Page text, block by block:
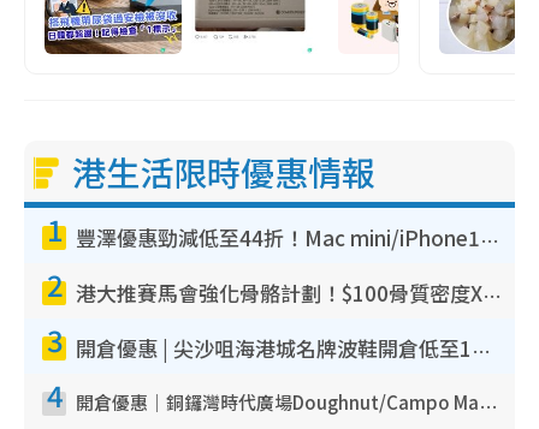
港生活限時優惠情報
1 豐澤優惠勁減低至44折！Mac mini/iPhone17Pro大減價！廚房家電$220起
2 港大推賽馬會強化骨骼計劃！$100骨質密度X光檢查 完成免費運動訓練送超市禮券！附參加資格
3 開倉優惠 | 尖沙咀海港城名牌波鞋開倉低至1折！On鞋$899起／Joy&Peace鞋履$98起
4 開倉優惠｜銅鑼灣時代廣場Doughnut/Campo Marzio開倉低至1折！背囊、書包、手袋劈價$200起